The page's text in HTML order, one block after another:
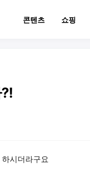
콘텐츠 쇼핑
시더라구요